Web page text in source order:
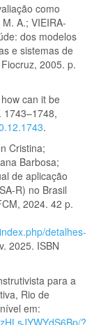
como
A.; VIEIRA-
dos modelos
e sistemas de
2005. p.
can it be
1743–1748,
.
Cristina;
Barbosa;
de aplicação
R) no Brasil
2024. 42 p.
detalhes-
2025. ISBN
para a
Rio de
em:
?